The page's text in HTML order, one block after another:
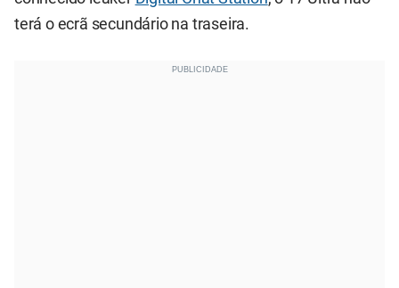
terá o ecrã secundário na traseira.